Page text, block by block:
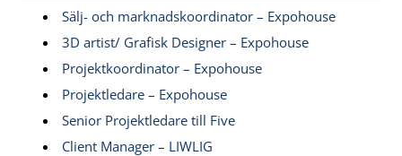
Sälj- och marknadskoordinator – Expohouse
3D artist/ Grafisk Designer – Expohouse
Projektkoordinator – Expohouse
Projektledare – Expohouse
Senior Projektledare till Five
Client Manager – LIWLIG